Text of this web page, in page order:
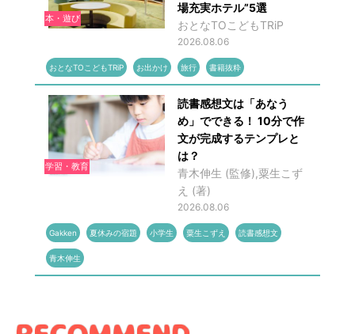
本・遊び
場充実ホテル”5選
おとなTOこどもTRiP
2026.08.06
おとなTOこどもTRiP お出かけ 旅行 書籍抜粋
学習・教育
読書感想文は「あなう
め」でできる！ 10分で作
文が完成するテンプレと
は？
青木伸生 (監修),粟生こず
え (著)
2026.08.06
Gakken 夏休みの宿題 小学生 粟生こずえ 読書感想文
青木伸生